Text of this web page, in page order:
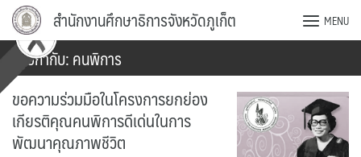
Skip
content
สำนักงานศึกษาธิการจังหวัดภูเก็ต MENU
ป้ายกำกับ:คนพิการ
ขอความร่วมมือในโครงการยกย่อง
เกียรติคุณคนพิการดีเด่นในการ
พัฒนาคุณภาพชีวิต